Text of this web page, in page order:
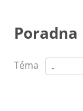
Téma